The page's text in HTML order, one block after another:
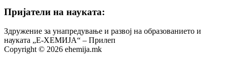
Пријатели на науката:
Здружение за унапредување и развој на образованието и
науката „Е-ХЕМИЈА“ – Прилеп
Copyright © 2026 ehemija.mk